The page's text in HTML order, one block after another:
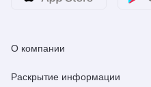
О компании
Раскрытие информации